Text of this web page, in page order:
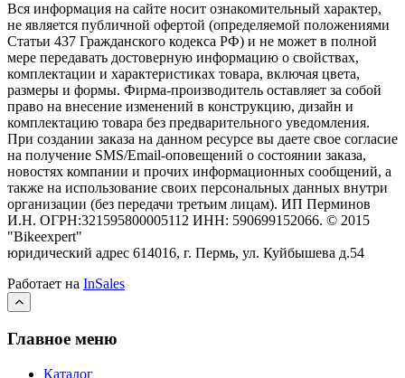
Вся информация на сайте носит ознакомительный характер,
не является публичной офертой (определяемой положениями
Статьи 437 Гражданского кодекса РФ) и не может в полной
мере передавать достоверную информацию о свойствах,
комплектации и характеристиках товара, включая цвета,
размеры и формы. Фирма-производитель оставляет за собой
право на внесение изменений в конструкцию, дизайн и
комплектацию товара без предварительного уведомления.
При создании заказа на данном ресурсе вы даете свое согласие
на получение SMS/Email-оповещений о состоянии заказа,
новостях компании и прочих информационных сообщений, а
также на использование своих персональных данных внутри
организации (без передачи третьим лицам). ИП Перминов
И.Н. ОГРН:321595800005112 ИНН: 590699152066. © 2015
"Bikeexpert"
юридический адрес 614016, г. Пермь, ул. Куйбышева д.54
Работает на InSales
Главное меню
Каталог